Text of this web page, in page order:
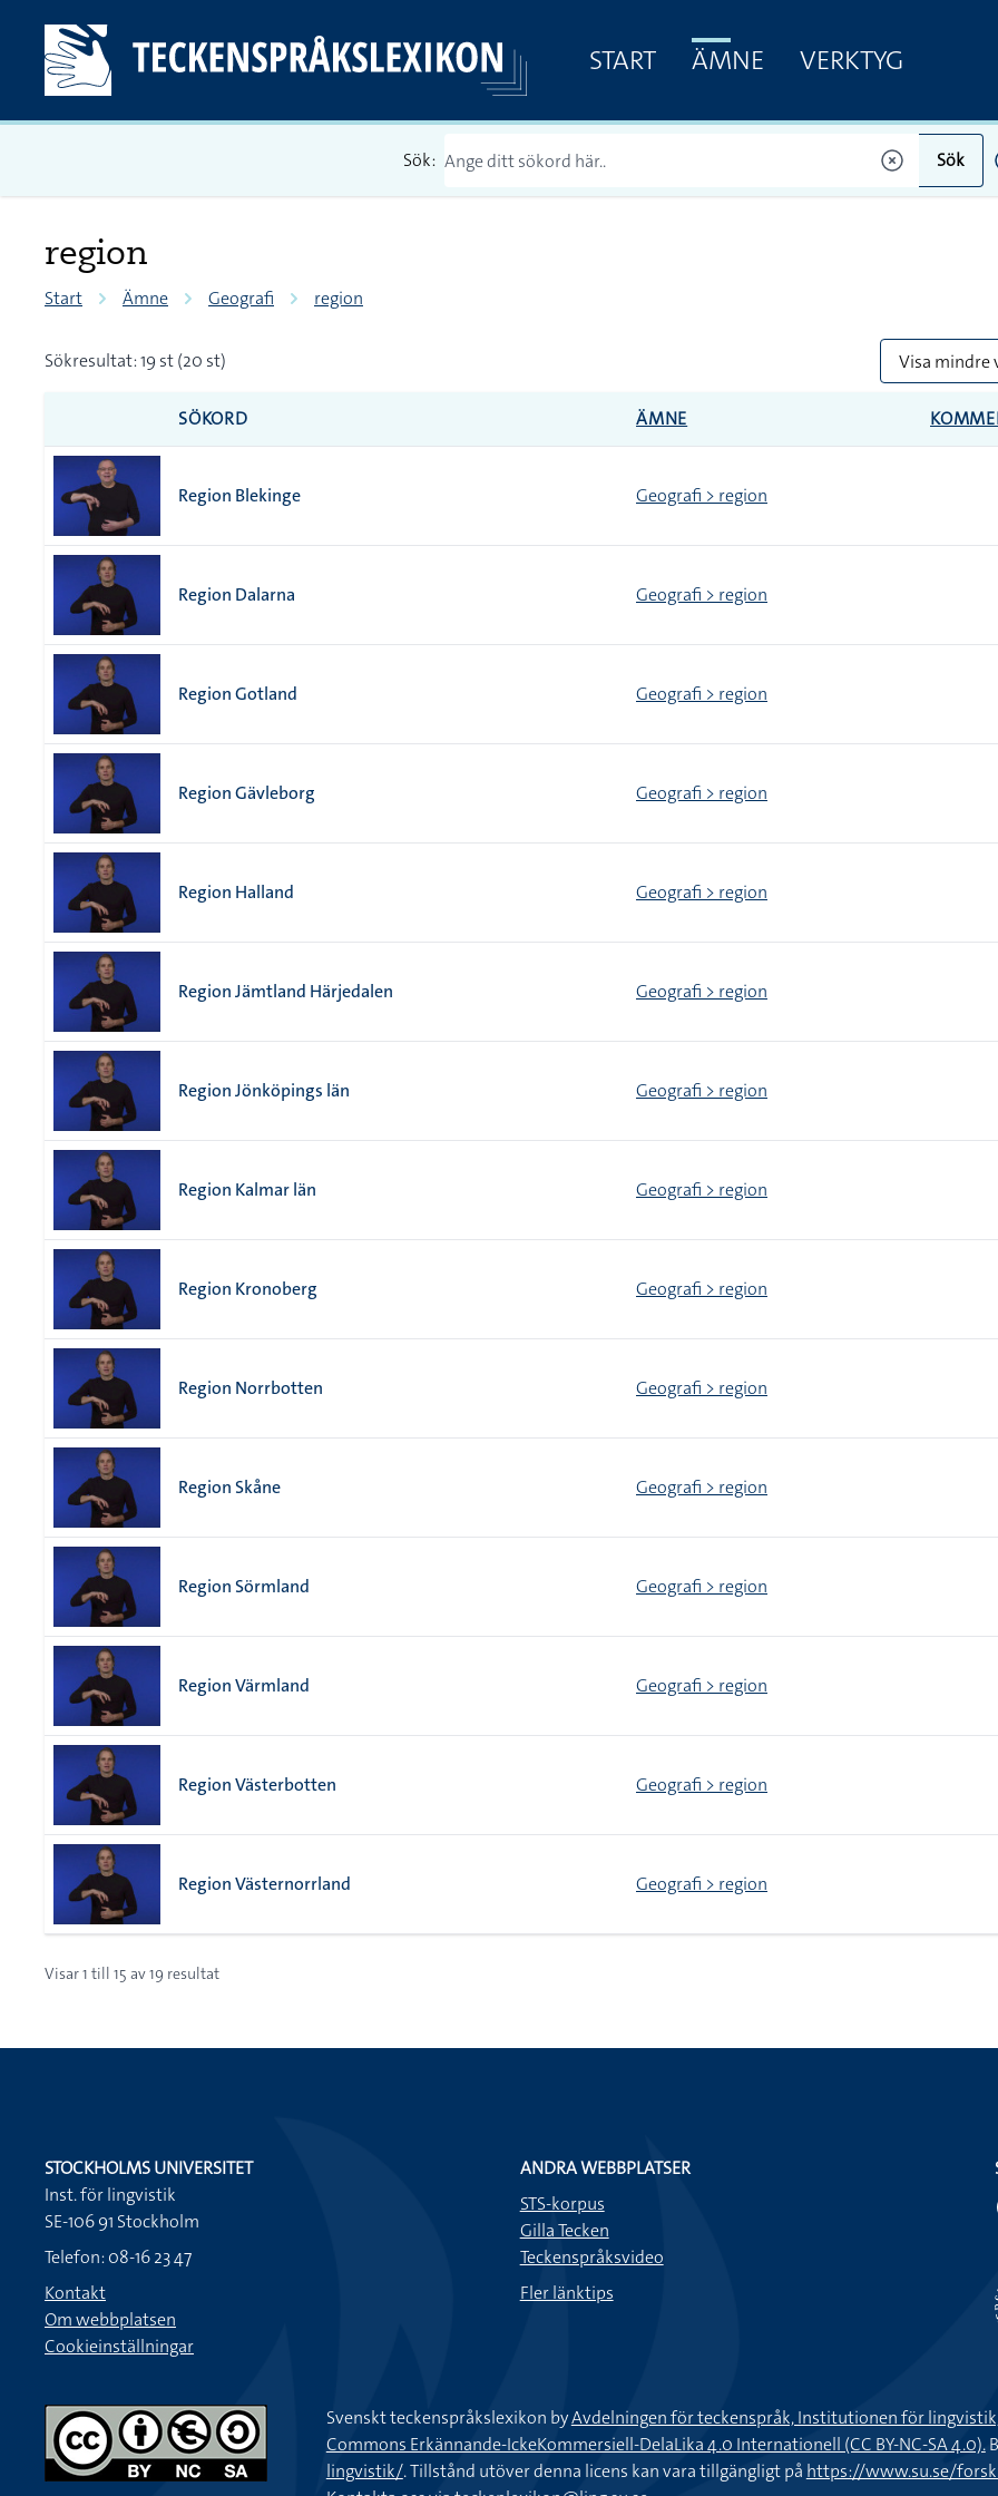
START ÄMNE VERKTYG
Sök: Sök
region
Start Ämne Geografi region
Sökresultat: 19 st (20 st) Visa mindre
SÖKORD ÄMNE
Region Blekinge Geografi > region
Region Dalarna Geografi > region
Region Gotland Geografi > region
Region Gävleborg Geografi > region
Region Halland Geografi > region
Region Jämtland Härjedalen Geografi > region
Region Jönköpings län Geografi > region
Region Kalmar län Geografi > region
Region Kronoberg Geografi > region
Region Norrbotten Geografi > region
Region Skåne Geografi > region
Region Sörmland Geografi > region
Region Värmland Geografi > region
Region Västerbotten Geografi > region
Region Västernorrland Geografi > region
Visar1 till 15 av19 resultat
STOCKHOLMS UNIVERSITET
Inst. för lingvistik
SE-106 91 Stockholm
Telefon: 08-16 23 47
Kontakt
Om webbplatsen
Cookieinställningar
ANDRA WEBBPLATSER
STS-korpus
Gilla Tecken
Teckenspråksvideo
Fler länktips
Svenskt teckenspråkslexikon byAvdelningen för teckenspråk, Institutionen för
Commons Erkännande-IckeKommersiell-DelaLika 4.0 Internationell (CC BY-NC-SA 4.0).
lingvistik/. Tillstånd utöver denna licens kan vara tillgängligt på https://www.su.se/